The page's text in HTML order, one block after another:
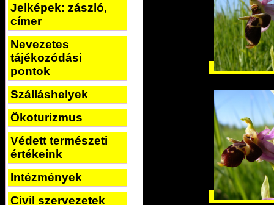
Jelképek: zászló,
címer
Nevezetes
tájékozódási
pontok
Szálláshelyek
Ökoturizmus
Védett természeti
értékeink
Intézmények
Civil szervezetek